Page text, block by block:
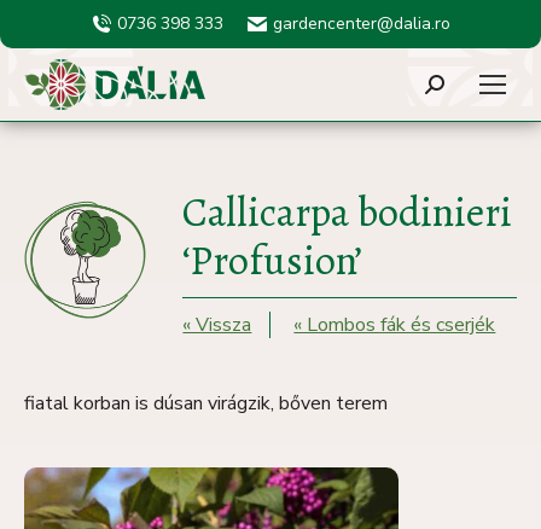
0736 398 333 gardencenter@dalia.ro
Search:
Callicarpa bodinieri
‘Profusion’
« Vissza « Lombos fák és cserjék
fiatal korban is dúsan virágzik, bőven terem